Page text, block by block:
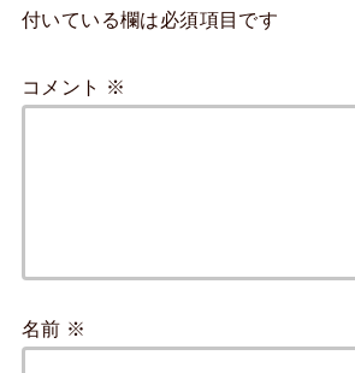
付いている欄は必須項目です
コメント ※
名前 ※